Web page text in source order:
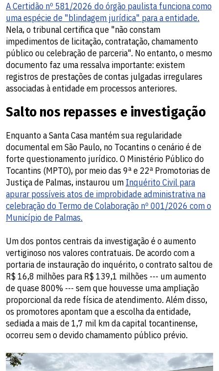
A Certidão nº 581/2026 do órgão paulista funciona como
uma espécie de "blindagem jurídica" para a entidade.
Nela, o tribunal certifica que "não constam
impedimentos de licitação, contratação, chamamento
público ou celebração de parceria". No entanto, o mesmo
documento faz uma ressalva importante: existem
registros de prestações de contas julgadas irregulares
associadas à entidade em processos anteriores.
Salto nos repasses e investigação
Enquanto a Santa Casa mantém sua regularidade
documental em São Paulo, no Tocantins o cenário é de
forte questionamento jurídico. O Ministério Público do
Tocantins (MPTO), por meio das 9ª e 22ª Promotorias de
Justiça de Palmas, instaurou um Inquérito Civil para
apurar possíveis atos de improbidade administrativa na
celebração do Termo de Colaboração nº 001/2026 com o
Município de Palmas.
Um dos pontos centrais da investigação é o aumento
vertiginoso nos valores contratuais. De acordo com a
portaria de instauração do inquérito, o contrato saltou de
R$ 16,8 milhões para R$ 139,1 milhões --- um aumento
de quase 800% --- sem que houvesse uma ampliação
proporcional da rede física de atendimento. Além disso,
os promotores apontam que a escolha da entidade,
sediada a mais de 1,7 mil km da capital tocantinense,
ocorreu sem o devido chamamento público prévio.